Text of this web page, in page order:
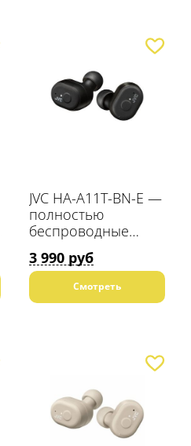
JVC HA-A11T-BN-E —
полностью
беспроводные
(TWS) наушники-
вкладыши
Смотреть
3 990 руб